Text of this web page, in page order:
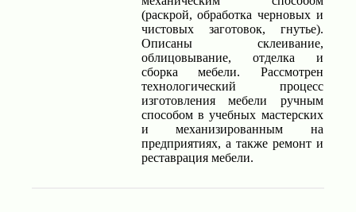
(раскрой, обработка черновых и
чистовых заготовок, гнутье).
Описаны склеивание,
облицовывание, отделка и
сборка мебели. Рассмотрен
технологический процесс
изготовления мебели ручным
способом в учебных мастерских
и механизированным на
предприятиях, а также ремонт и
реставрация мебели.